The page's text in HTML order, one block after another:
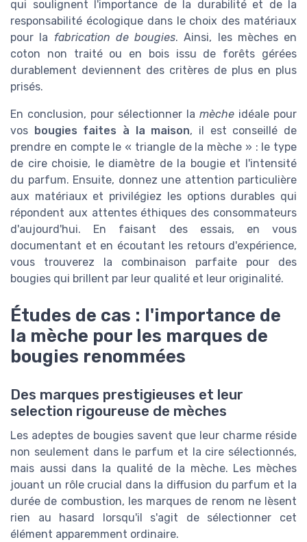
qui soulignent l'importance de la durabilité et de la
responsabilité écologique dans le choix des matériaux
pour la fabrication de bougies. Ainsi, les mèches en
coton non traité ou en bois issu de forêts gérées
durablement deviennent des critères de plus en plus
prisés.
En conclusion, pour sélectionner la mèche idéale pour
vos bougies faites à la maison, il est conseillé de
prendre en compte le « triangle de la mèche » : le type
de cire choisie, le diamètre de la bougie et l'intensité
du parfum. Ensuite, donnez une attention particulière
aux matériaux et privilégiez les options durables qui
répondent aux attentes éthiques des consommateurs
d'aujourd'hui. En faisant des essais, en vous
documentant et en écoutant les retours d'expérience,
vous trouverez la combinaison parfaite pour des
bougies qui brillent par leur qualité et leur originalité.
Études de cas : l'importance de
la mèche pour les marques de
bougies renommées
Des marques prestigieuses et leur
selection rigoureuse de mèches
Les adeptes de bougies savent que leur charme réside
non seulement dans le parfum et la cire sélectionnés,
mais aussi dans la qualité de la mèche. Les mèches
jouant un rôle crucial dans la diffusion du parfum et la
durée de combustion, les marques de renom ne lèsent
rien au hasard lorsqu'il s'agit de sélectionner cet
élément apparemment ordinaire.